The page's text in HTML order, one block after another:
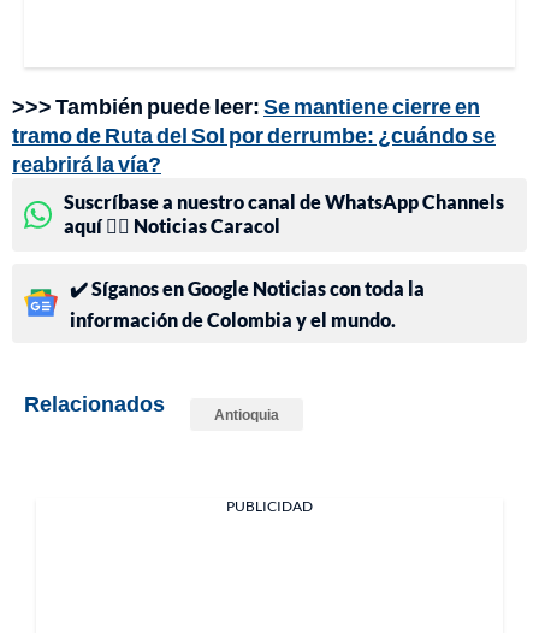
>>> También puede leer:Se mantiene cierre en
tramo de Ruta del Sol por derrumbe: ¿cuándo se
reabrirá la vía?
Suscríbase a nuestro canal de WhatsApp Channels
aquí 👉🏻 Noticias Caracol
✔️ Síganos en Google Noticias con toda la
información de Colombia y el mundo.
Relacionados Antioquia
PUBLICIDAD